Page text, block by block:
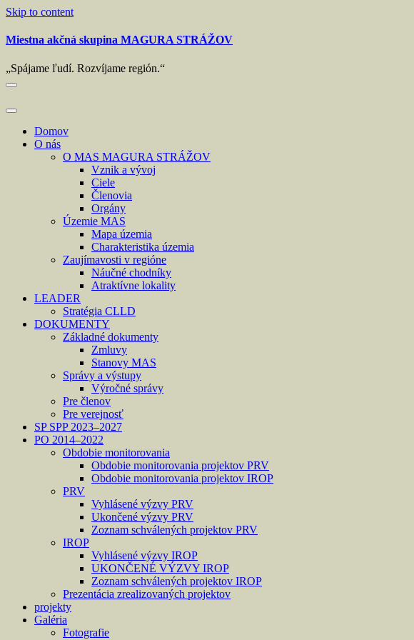
Skip to content
Miestna akčná skupina MAGURA STRÁŽOV
„Spájame ľudí. Rozvíjame región.“
Domov
O nás
O MAS MAGURA STRÁŽOV
Vznik a vývoj
Ciele
Členovia
Orgány
Územie MAS
Mapa územia
Charakteristika územia
Zaujímavosti v regióne
Náučné chodníky
Atraktívne lokality
LEADER
Stratégia CLLD
DOKUMENTY
Základné dokumenty
Zmluvy
Stanovy MAS
Správy a výstupy
Výročné správy
Pre členov
Pre verejnosť
SP SPP 2023–2027
PO 2014–2022
Obdobie monitorovania
Obdobie monitorovania projektov PRV
Obdobie monitorovania projektov IROP
PRV
Vyhlásené výzvy PRV
Ukončené výzvy PRV
Zoznam schválených projektov PRV
IROP
Vyhlásené výzvy IROP
UKONČENÉ VÝZVY IROP
Zoznam schválených projektov IROP
Prezentácia zrealizovaných projektov
projekty
Galéria
Fotografie